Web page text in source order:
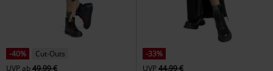
-40%
Cut-Outs
UVPab49,99 €
-33%
UVP44,99 €